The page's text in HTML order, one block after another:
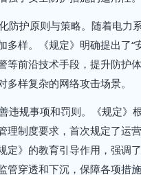
化防护原则与策略。随着电
多样。《规定》明确提出了“
等前沿技术手段，提升防护
多样复杂的网络攻击场景。
善违规事项和罚则。《规定
理制度要求，首次规定了运
定》的教育引导作用，强调
管穿透和下沉，保障各项措施